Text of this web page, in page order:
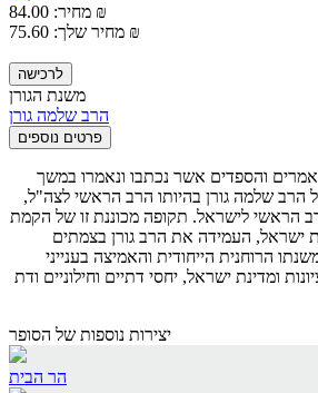
מחיר: 84.00 ₪
מחיר שלך: 75.60 ₪
לרכישה
משנת הגורן
הרב שלמה גורן
פרטים נוספים
והספדים אשר נכתבו ונאמרו במשך
הרב שלמה גורן בהיותו הרב הראשי לצה"ל,
הראשי לישראל. תקופה מכוננת זו של הקמת
ישראל, העמידה את הרב גורן בצמתים
הרוחנית הייחודית והאמיצה בענייני
ומדינת ישראל, יחסי דתיים וחילוניים ודת
יצירות נוספות של הסופר
הר הבית